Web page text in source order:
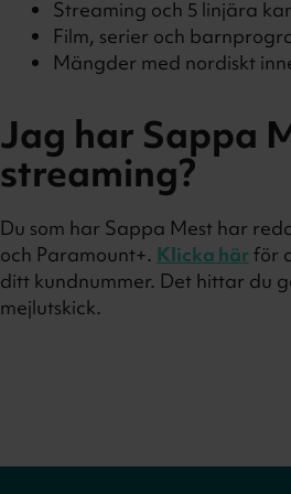
Streaming och 5 linjära
Film, serier och
Mängder med nordiskt
Jag har Sappa
streaming?
Du som har Sappa Mest har
och Paramount+. Klicka härför
ditt kundnummer. Det hittar du
mejlutskick.